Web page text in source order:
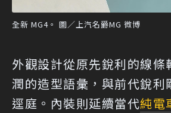
全新 MG4。 圖／上汽名爵MG 微博
外觀設計從原先銳利的線條
潤的造型語彙，與前代銳利
逕庭。內裝則延續當代純電